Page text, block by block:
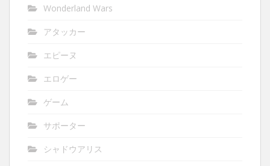
Wonderland Wars
アタッカー
エピーヌ
エロゲー
ゲーム
サポーター
シャドウアリス